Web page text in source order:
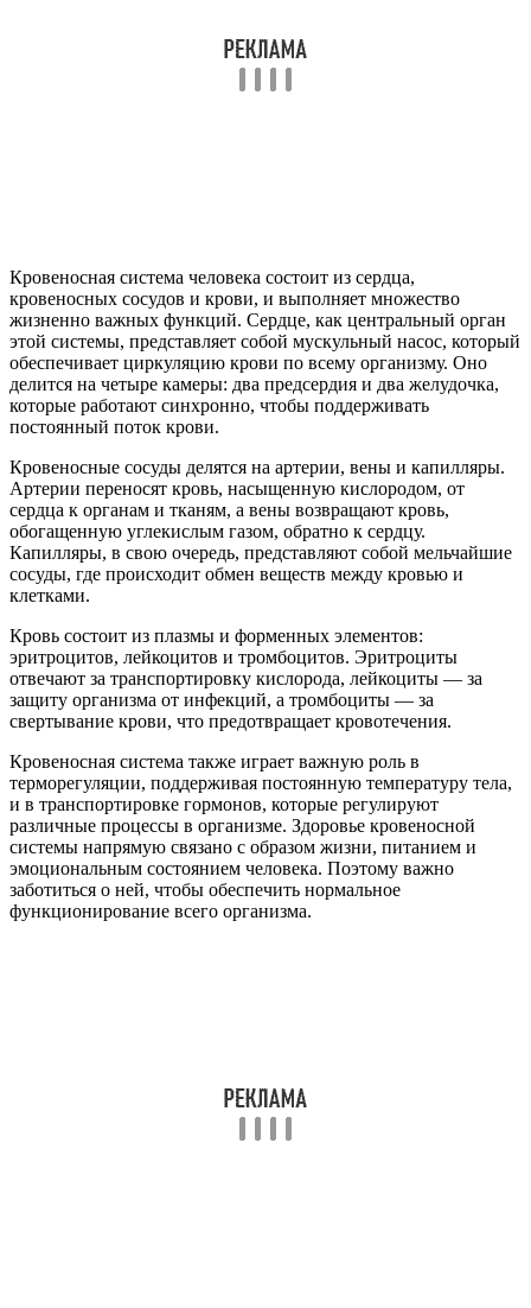
Кровеносная система человека состоит из сердца,
кровеносных сосудов и крови, и выполняет множество
жизненно важных функций. Сердце, как центральный орган
этой системы, представляет собой мускульный насос, который
обеспечивает циркуляцию крови по всему организму. Оно
делится на четыре камеры: два предсердия и два желудочка,
которые работают синхронно, чтобы поддерживать
постоянный поток крови.
Кровеносные сосуды делятся на артерии, вены и капилляры.
Артерии переносят кровь, насыщенную кислородом, от
сердца к органам и тканям, а вены возвращают кровь,
обогащенную углекислым газом, обратно к сердцу.
Капилляры, в свою очередь, представляют собой мельчайшие
сосуды, где происходит обмен веществ между кровью и
клетками.
Кровь состоит из плазмы и форменных элементов:
эритроцитов, лейкоцитов и тромбоцитов. Эритроциты
отвечают за транспортировку кислорода, лейкоциты — за
защиту организма от инфекций, а тромбоциты — за
свертывание крови, что предотвращает кровотечения.
Кровеносная система также играет важную роль в
терморегуляции, поддерживая постоянную температуру тела,
и в транспортировке гормонов, которые регулируют
различные процессы в организме. Здоровье кровеносной
системы напрямую связано с образом жизни, питанием и
эмоциональным состоянием человека. Поэтому важно
заботиться о ней, чтобы обеспечить нормальное
функционирование всего организма.